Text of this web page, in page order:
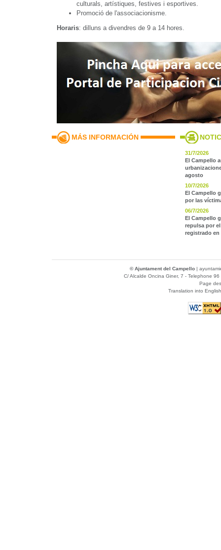
culturals, artístiques, festives i esportives.
Promoció de l'associacionisme.
Horaris: dilluns a divendres de 9 a 14 hores.
MÁS INFORMACIÓN
31/7/2026
El Campello
agosto
10/7/2026
El Campello
por las
06/7/2026
El Campello
repulsa por
registrado en
© Ajuntament del Campello |
C/ Alcalde Oncina Giner, 7 - Telephone
Page
Translation into